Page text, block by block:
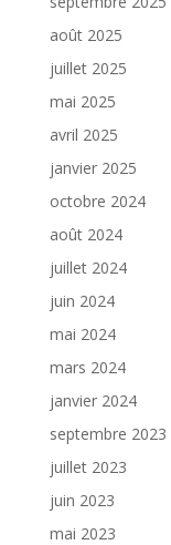
août 2025
juillet 2025
mai 2025
avril 2025
janvier 2025
octobre 2024
août 2024
juillet 2024
juin 2024
mai 2024
mars 2024
janvier 2024
septembre 2023
juillet 2023
juin 2023
mai 2023